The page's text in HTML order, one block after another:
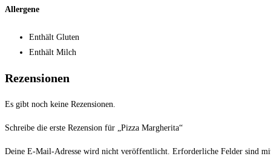
Allergene
Enthält Gluten
Enthält Milch
Rezensionen
Es gibt noch keine Rezensionen.
Schreibe die erste Rezension für „Pizza Margherita“
Deine E-Mail-Adresse wird nicht veröffentlicht. Erforderliche Felder sind